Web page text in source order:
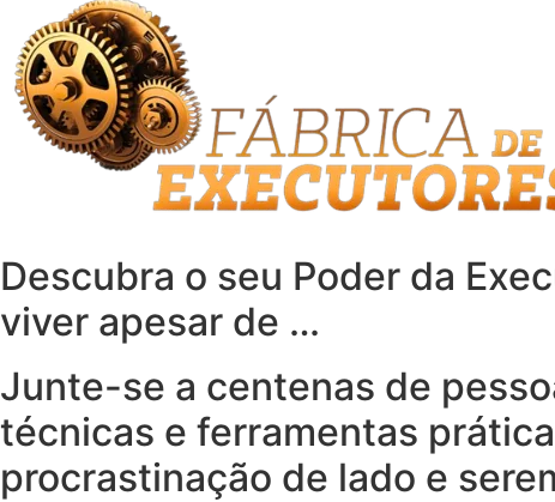
Descubra o seu Poder da
viver apesar de …
Junte-se a centenas de
técnicas e ferramentas
procrastinação de lado e